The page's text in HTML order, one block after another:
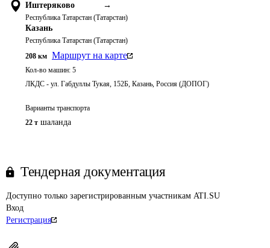
Иштеряково →
Республика Татарстан (Татарстан)
Казань
Республика Татарстан (Татарстан)
208 км Маршрут на карте
Кол-во машин: 5
ЛКДС - ул. Габдуллы Тукая, 152Б, Казань, Россия (ДОПОГ)
Варианты транспорта
22 т шаланда
Тендерная документация
Доступно только зарегистрированным участникам ATI.SU
Вход
Регистрация